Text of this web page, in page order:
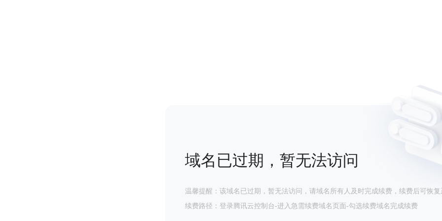
域名已过期，暂无法访问
温馨提醒：该域名已过期，暂无法访问，请域名所有人及时完成续费，续费后可恢复
续费路径：登录腾讯云控制台-进入急需续费域名页面-勾选续费域名完成续费